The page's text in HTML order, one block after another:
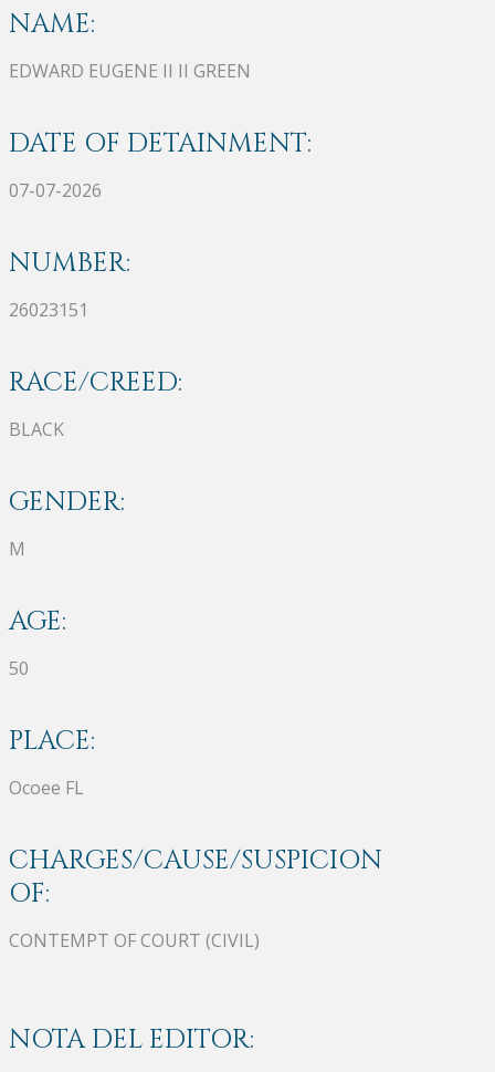
NAME:
EDWARD EUGENE II II GREEN
DATE OF DETAINMENT:
07-07-2026
NUMBER:
26023151
RACE/CREED:
BLACK
GENDER:
M
AGE:
50
PLACE:
Ocoee FL
CHARGES/CAUSE/SUSPICION
OF:
CONTEMPT OF COURT (CIVIL)
NOTA DEL EDITOR: